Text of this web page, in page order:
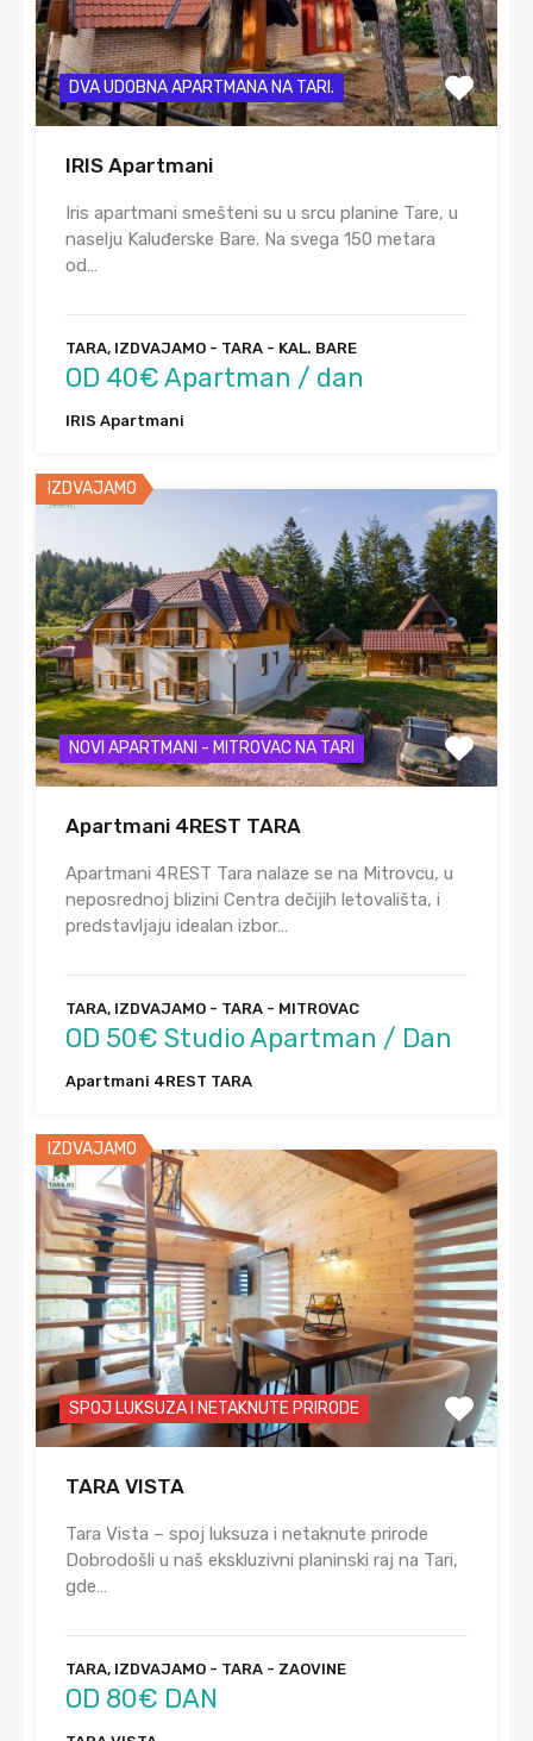
DVA UDOBNA APARTMANA NA TARI.
IRIS Apartmani
Iris apartmani smešteni su u srcu planine Tare, u
naselju Kaluđerske Bare. Na svega 150 metara
od…
TARA, IZDVAJAMO - TARA - KAL. BARE
OD 40€ Apartman / dan
IRIS Apartmani
IZDVAJAMO
NOVI APARTMANI - MITROVAC NA TARI
Apartmani 4REST TARA
Apartmani 4REST Tara nalaze se na Mitrovcu, u
neposrednoj blizini Centra dečijih letovališta, i
predstavljaju idealan izbor…
TARA, IZDVAJAMO - TARA - MITROVAC
OD 50€ Studio Apartman / Dan
Apartmani 4REST TARA
IZDVAJAMO
SPOJ LUKSUZA I NETAKNUTE PRIRODE
TARA VISTA
Tara Vista – spoj luksuza i netaknute prirode
Dobrodošli u naš ekskluzivni planinski raj na Tari,
gde…
TARA, IZDVAJAMO - TARA - ZAOVINE
OD 80€ DAN